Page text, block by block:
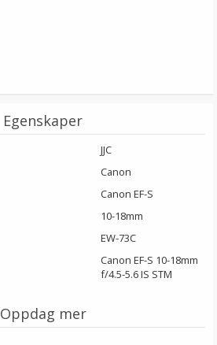
Egenskaper
JJC
Canon
Canon EF-S
10-18mm
EW-73C
Canon EF-S 10-18mm
f/4.5-5.6 IS STM
Oppdag mer